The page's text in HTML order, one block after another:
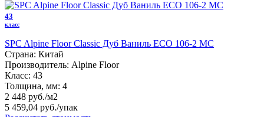
43
класс
SPC Alpine Floor Classic Дуб Ваниль ECO 106-2 MC
Страна: Китай
Производитель: Alpine Floor
Класс: 43
Толщина, мм: 4
2 448 руб./м2
5 459,04 руб./упак